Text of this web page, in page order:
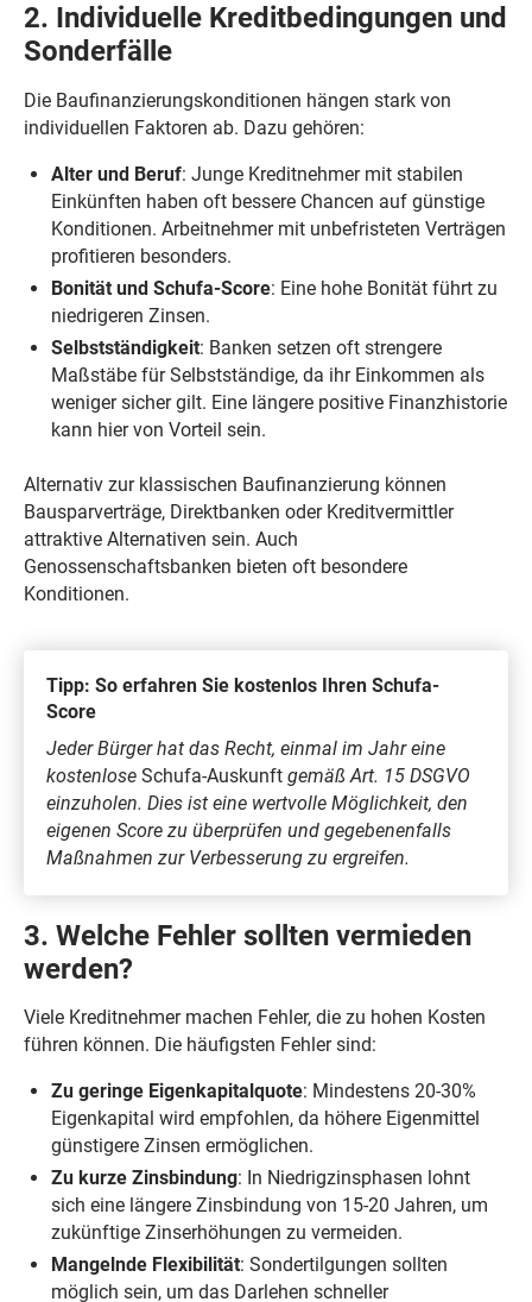
2. Individuelle Kreditbedingungen und
Sonderfälle
Die Baufinanzierungskonditionen hängen stark von
individuellen Faktoren ab. Dazu gehören:
Alter und Beruf: Junge Kreditnehmer mit stabilen
Einkünften haben oft bessere Chancen auf günstige
Konditionen. Arbeitnehmer mit unbefristeten Verträgen
profitieren besonders.
Bonität und Schufa-Score: Eine hohe Bonität führt zu
niedrigeren Zinsen.
Selbstständigkeit: Banken setzen oft strengere
Maßstäbe für Selbstständige, da ihr Einkommen als
weniger sicher gilt. Eine längere positive Finanzhistorie
kann hier von Vorteil sein.
Alternativ zur klassischen Baufinanzierung können
Bausparverträge, Direktbanken oder Kreditvermittler
attraktive Alternativen sein. Auch
Genossenschaftsbanken bieten oft besondere
Konditionen.
Tipp: So erfahren Sie kostenlos Ihren Schufa-
Score
Jeder Bürger hat das Recht, einmal im Jahr eine
kostenloseSchufa-Auskunft gemäß Art. 15 DSGVO
einzuholen. Dies ist eine wertvolle Möglichkeit, den
eigenen Score zu überprüfen und gegebenenfalls
Maßnahmen zur Verbesserung zu ergreifen.
3. Welche Fehler sollten vermieden
werden?
Viele Kreditnehmer machen Fehler, die zu hohen Kosten
führen können. Die häufigsten Fehler sind:
Zu geringe Eigenkapitalquote: Mindestens 20-30%
Eigenkapital wird empfohlen, da höhere Eigenmittel
günstigere Zinsen ermöglichen.
Zu kurze Zinsbindung: In Niedrigzinsphasen lohnt
sich eine längere Zinsbindung von 15-20 Jahren, um
zukünftige Zinserhöhungen zu vermeiden.
Mangelnde Flexibilität: Sondertilgungen sollten
möglich sein, um das Darlehen schneller